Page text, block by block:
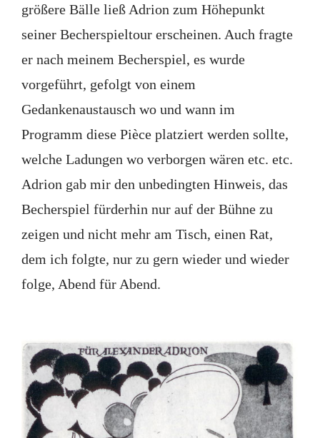
größere Bälle ließ Adrion zum Höhepunkt
seiner Becherspieltour erscheinen. Auch fragte
er nach meinem Becherspiel, es wurde
vorgeführt, gefolgt von einem
Gedankenaustausch wo und wann im
Programm diese Pièce platziert werden sollte,
welche Ladungen wo verborgen wären etc. etc.
Adrion gab mir den unbedingten Hinweis, das
Becherspiel fürderhin nur auf der Bühne zu
zeigen und nicht mehr am Tisch, einen Rat,
dem ich folgte, nur zu gern wieder und wieder
folge, Abend für Abend.